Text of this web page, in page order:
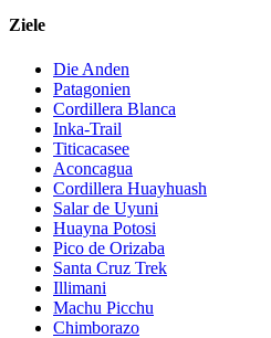
Ziele
Die Anden
Patagonien
Cordillera Blanca
Inka-Trail
Titicacasee
Aconcagua
Cordillera Huayhuash
Salar de Uyuni
Huayna Potosi
Pico de Orizaba
Santa Cruz Trek
Illimani
Machu Picchu
Chimborazo